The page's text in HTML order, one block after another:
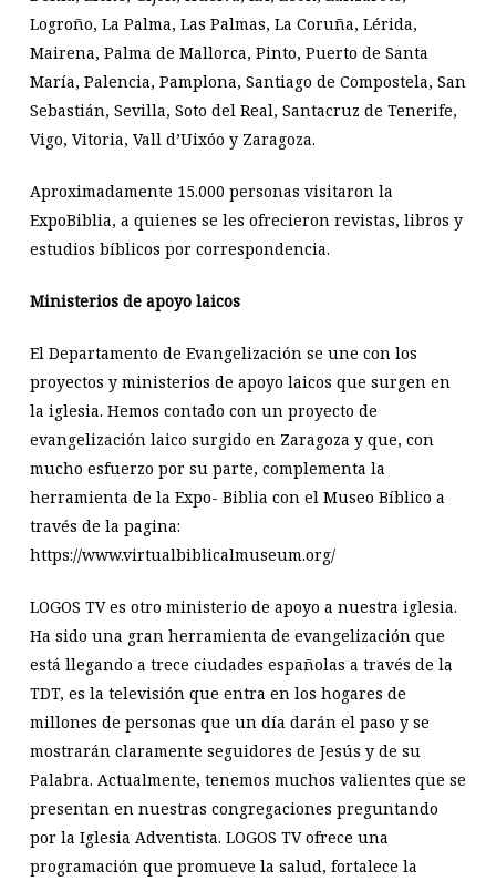
Logroño, La Palma, Las Palmas, La Coruña, Lérida,
Mairena, Palma de Mallorca, Pinto, Puerto de Santa
María, Palencia, Pamplona, Santiago de Compostela, San
Sebastián, Sevilla, Soto del Real, Santacruz de Tenerife,
Vigo, Vitoria, Vall d’Uixóo y Zaragoza.
Aproximadamente 15.000 personas visitaron la
ExpoBiblia, a quienes se les ofrecieron revistas, libros y
estudios bíblicos por correspondencia.
Ministerios de apoyo laicos
El Departamento de Evangelización se une con los
proyectos y ministerios de apoyo laicos que surgen en
la iglesia. Hemos contado con un proyecto de
evangelización laico surgido en Zaragoza y que, con
mucho esfuerzo por su parte, complementa la
herramienta de la Expo- Biblia con el Museo Bíblico a
través de la pagina:
https://www.virtualbiblicalmuseum.org/
LOGOS TV es otro ministerio de apoyo a nuestra iglesia.
Ha sido una gran herramienta de evangelización que
está llegando a trece ciudades españolas a través de la
TDT, es la televisión que entra en los hogares de
millones de personas que un día darán el paso y se
mostrarán claramente seguidores de Jesús y de su
Palabra. Actualmente, tenemos muchos valientes que se
presentan en nuestras congregaciones preguntando
por la Iglesia Adventista. LOGOS TV ofrece una
programación que promueve la salud, fortalece la